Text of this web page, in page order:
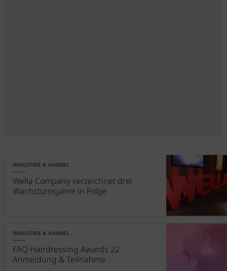
INDUSTRIE & HANDEL
Wella Company verzeichnet drei
Wachstumsjahre in Folge
INDUSTRIE & HANDEL
FAQ Hairdressing Awards 22 -
Anmeldung & Teilnahme